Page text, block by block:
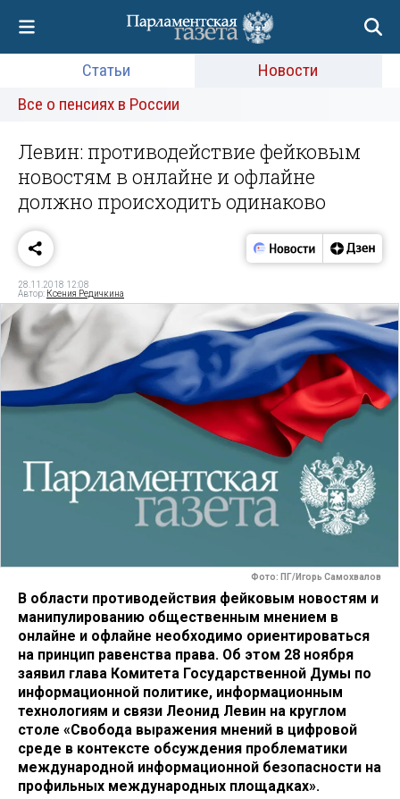
Статьи
Новости
Все о пенсиях в России
Левин: противодействие фейковым
новостям в онлайне и офлайне
должно происходить одинаково
28.11.2018 12:08
Автор: Ксения Редичкина
Фото: ПГ/Игорь Самохвалов
В области противодействия фейковым новостям и
манипулированию общественным мнением в
онлайне и офлайне необходимо ориентироваться
на принцип равенства права. Об этом 28 ноября
заявил глава Комитета Государственной Думы по
информационной политике, информационным
технологиям и связи Леонид Левин на круглом
столе «Свобода выражения мнений в цифровой
среде в контексте обсуждения проблематики
международной информационной безопасности на
профильных международных площадках».